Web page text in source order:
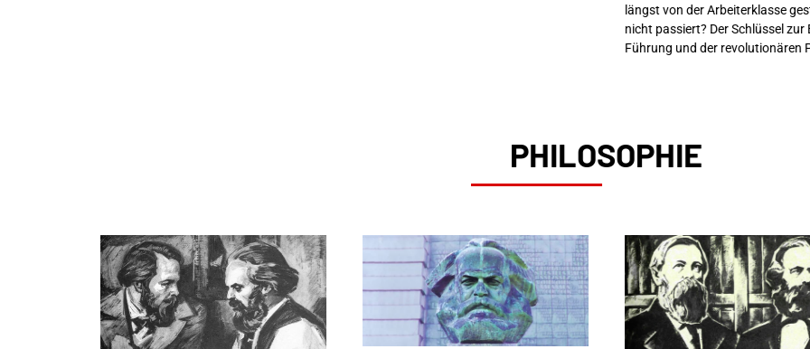
längst von der Arbeiterklasse
nicht passiert? Der Schlüssel
Führung und der revolutionären
PHILOSOPHIE